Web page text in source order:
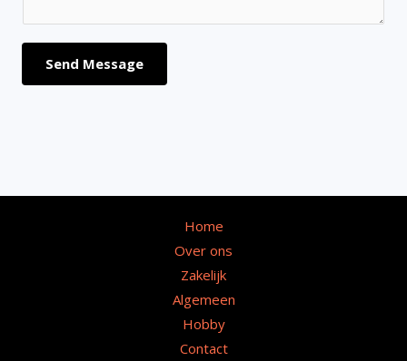
Send Message
Home
Over ons
Zakelijk
Algemeen
Hobby
Contact